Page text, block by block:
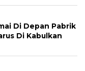
Di Depan Pabrik
Di Kabulkan